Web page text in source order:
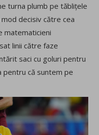
turna plumb pe tăblițele
decisiv către cea
matematicieni
linii către faze
saci cu goluri pentru
pentru că suntem pe